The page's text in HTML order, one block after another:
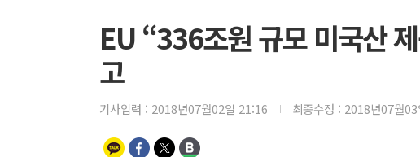
EU “336조원 규모 미국산
고
기사입력 : 2018년07월02일 21:16 최종수정 : 2018년07월